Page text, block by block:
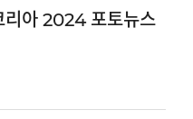
리아 2024 포토뉴스